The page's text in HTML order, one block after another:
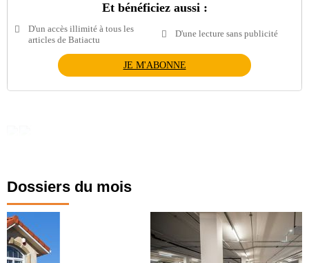
Et bénéficiez aussi :
D'un accès illimité à tous les
articles de Batiactu
D'une lecture sans publicité
JE M'ABONNE
Dossiers du mois